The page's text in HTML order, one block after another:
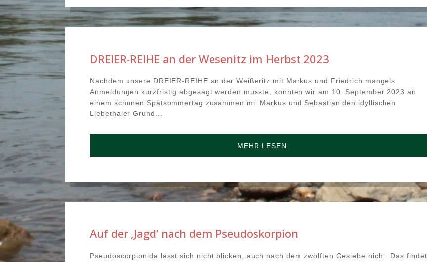
DREIER-REIHE an der Wesenitz im Herbst 2023
Nachdem unsere DREIER-REIHE an der Weißeritz mit Markus und Friedrich mangels
Anmeldungen kurzfristig abgesagt werden musste, konnten wir am 10. September 2023 an
einem schönen Spätsommertag zusammen mit Markus und Sebastian den idyllischen
Liebethaler Grund...
MEHR LESEN
Auf der ‚Jagd‘ nach dem Pseudoskorpion
Pseudoscorpionida lässt sich nicht blicken, auch nach dem zwölften Gesiebe nicht. Das findet